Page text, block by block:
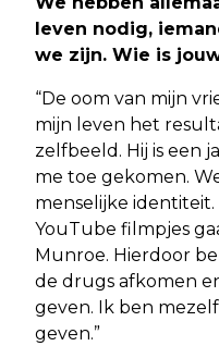
leven nodig,
we zijn. Wie is
“De oom van mijn
mijn leven het
zelfbeeld. Hij is een
me toe gekomen.
menselijke
YouTube filmpjes
Munroe. Hierdoor
de drugs afkomen
geven. Ik ben
geven.”